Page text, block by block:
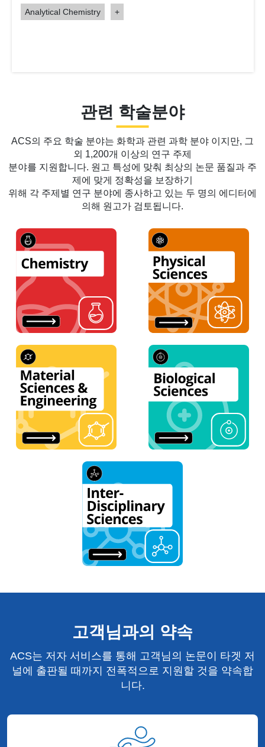
Peptide Chemistry
관련 학술분야
ACS의 주요 학술 분야는 화학과 관련 과학 분야 이지만, 그
외 1,200개 이상의 연구 주제
분야를 지원합니다. 원고 특성에 맞춰 최상의 논문 품질과 주
제에 맞게 정확성을 보장하기
위해 각 주제별 연구 분야에 종사하고 있는 두 명의 에디터에
의해 원고가 검토됩니다.
고객님과의 약속
ACS는 저자 서비스를 통해 고객님의 논문이 타겟 저
널에 출판될 때까지 전폭적으로 지원할 것을 약속합
니다.